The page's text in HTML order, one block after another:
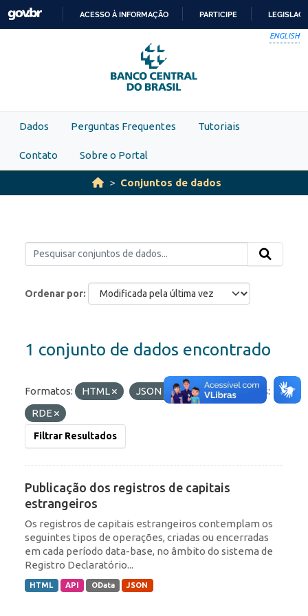
Skip to main content
PARA
O
CONTEÚDO
ACESSO À INFORMAÇÃO PARTICIPE
ENGLISH
Dados Perguntas Frequentes Tutoriais
Contato Sobre o Portal
Conjuntos de dados
Ordenar por
1 conjunto de dados encontrado
Formatos: HTML JSON API
Etiquetas:
RDE
Filtrar Resultados
Publicação dos registros de capitais
estrangeiros
Os registros de capitais estrangeiros contemplam os
seguintes tipos de operações, criadas ou encerradas
em cada período data-base, no âmbito do sistema de
Registro Declaratório...
HTML API OData JSON